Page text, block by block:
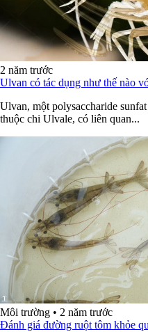
2 năm trước
Ulvan có tác dụng như thế nào
Ulvan, một polysaccharide
thuộc chi Ulvale, có liên quan...
Môi trường • 2 năm trước
Đánh giá đường ruột tôm khỏe